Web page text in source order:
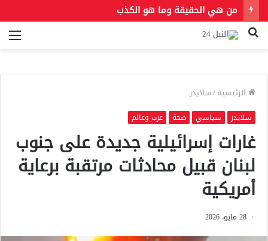
من هي الحقيقة وما هو الكذب
بحث
الرئيسية/سلايدر
سلايدر سياسي صحة عرب وعالم
غارات إسرائيلية جديدة على جنوب
لبنان قبيل محادثات مرتقبة برعاية
أمريكية
28 مايو، 2026